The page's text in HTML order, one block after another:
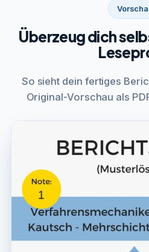
Überzeug dich
So sieht dein fertiges
Original-Vorschau als